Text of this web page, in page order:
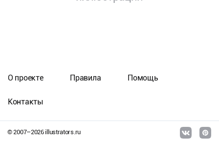
© 2007–2026illustrators.ru
О проекте Правила Помощь
Контакты